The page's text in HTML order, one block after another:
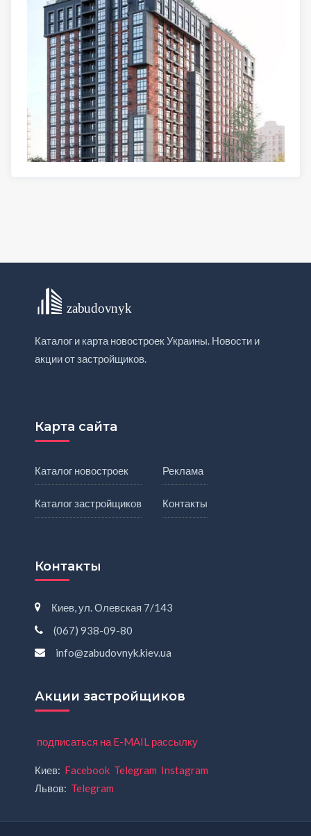
Каталог и карта новостроек Украины. Новости и
акции от застройщиков.
Карта сайта
Каталог новостроек
Каталог застройщиков
Реклама
Контакты
Контакты
Киев, ул. Олевская 7/143
(067) 938-09-80
info@zabudovnyk.kiev.ua
Акции застройщиков
подписаться на E-MAIL рассылку
Киев: Facebook Telegram Instagram
Львов: Telegram